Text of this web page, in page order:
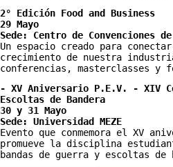
2° Edición Food and Business
29 Mayo
Sede: Centro de Convenciones
Un espacio creado para
crecimiento de nuestra
conferencias, masterclasses y
- XV Aniversario P.E.V. - XIV
Escoltas de Bandera
30 y 31 Mayo
Evento que conmemora el XV
promueve la disciplina
bandas de guerra y escoltas de